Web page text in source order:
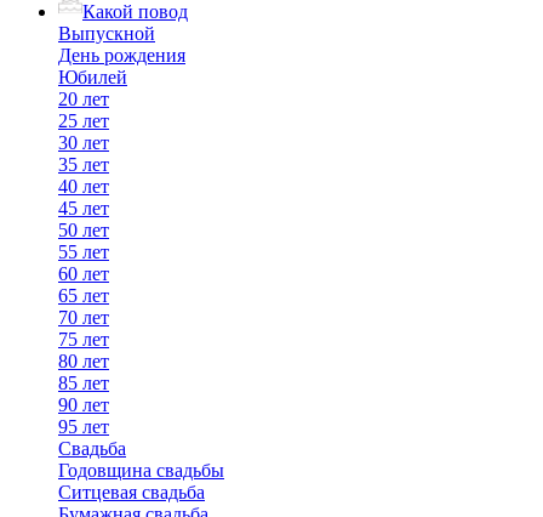
Какой повод
Выпускной
День рождения
Юбилей
20 лет
25 лет
30 лет
35 лет
40 лет
45 лет
50 лет
55 лет
60 лет
65 лет
70 лет
75 лет
80 лет
85 лет
90 лет
95 лет
Свадьба
Годовщина свадьбы
Ситцевая свадьба